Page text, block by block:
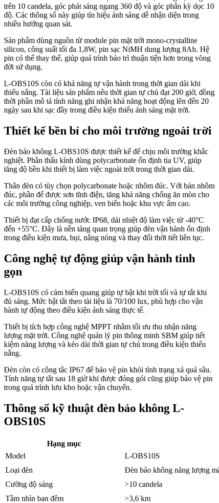
trên 10 candela, góc phát sáng ngang 360 độ và góc phân kỳ dọc 10
độ. Các thông số này giúp tín hiệu ánh sáng dễ nhận diện trong
nhiều hướng quan sát.
Sản phẩm dùng nguồn từ module pin mặt trời mono-crystalline
silicon, công suất tối đa 1,8W, pin sạc NiMH dung lượng 8Ah. Hệ
pin có thể thay thế, giúp quá trình bảo trì thuận tiện hơn trong vòng
đời sử dụng.
L-OBS10S còn có khả năng tự vận hành trong thời gian dài khi
thiếu nắng. Tài liệu sản phẩm nêu thời gian tự chủ đạt 200 giờ, đồng
thời phần mô tả tính năng ghi nhận khả năng hoạt động lên đến 20
ngày sau khi sạc đầy trong điều kiện thiếu ánh sáng mặt trời.
Thiết kế bền bỉ cho môi trường ngoài trời
Đèn báo không L-OBS10S được thiết kế để chịu môi trường khắc
nghiệt. Phần thấu kính dùng polycarbonate ổn định tia UV, giúp
tăng độ bền khi thiết bị làm việc ngoài trời trong thời gian dài.
Thân đèn có tùy chọn polycarbonate hoặc nhôm đúc. Với bản nhôm
đúc, phần đế được sơn tĩnh điện, tăng khả năng chống ăn mòn cho
các môi trường công nghiệp, ven biển hoặc khu vực ẩm cao.
Thiết bị đạt cấp chống nước IP68, dải nhiệt độ làm việc từ -40°C
đến +55°C. Đây là nền tảng quan trọng giúp đèn vận hành ổn định
trong điều kiện mưa, bụi, nắng nóng và thay đổi thời tiết liên tục.
Công nghệ tự động giúp vận hành tinh
gọn
L-OBS10S có cảm biến quang giúp tự bật khi trời tối và tự tắt khi
đủ sáng. Mức bật tắt theo tài liệu là 70/100 lux, phù hợp cho vận
hành tự động theo điều kiện ánh sáng thực tế.
Thiết bị tích hợp công nghệ MPPT nhằm tối ưu thu nhận năng
lượng mặt trời. Công nghệ quản lý pin thông minh SBM giúp tiết
kiệm năng lượng và kéo dài thời gian tự chủ trong điều kiện thiếu
nắng.
Đèn còn có công tắc IP67 để bảo vệ pin khỏi tình trạng xả quá sâu.
Tính năng tự tắt sau 18 giờ khi được đóng gói cũng giúp bảo vệ pin
trong quá trình lưu kho hoặc vận chuyển.
Thông số kỹ thuật đèn báo không L-
OBS10S
Hạng mục
Model
L-OBS10S
Loại đèn
Đèn báo không năng lượng
Cường độ sáng
>10 candela
Tầm nhìn ban đêm
>3,6 km